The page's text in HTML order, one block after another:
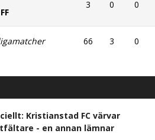
3 0 0
66 3 0
Kristianstad FC värvar
- en annan lämnar